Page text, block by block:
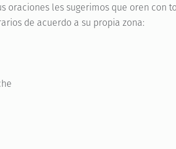
oraciones les sugerimos que oren con
de acuerdo a su propia zona: